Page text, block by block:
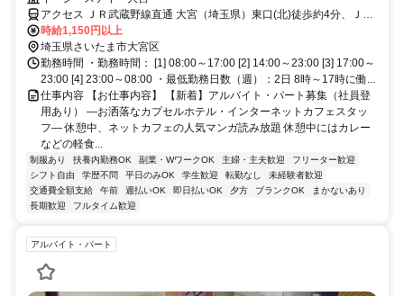
アクセス ＪＲ武蔵野線直通 大宮（埼玉県）東口(北)徒歩約4分、ＪＲ
宇都宮線〔東北本線〕・ＪＲ上野東京ライン/ＪＲ湘南新宿ライン 大
宮（埼玉県）東口(北)徒歩約4分、ＪＲ上越新幹線 大宮（埼玉県）東
口(北)徒歩約4分
時給1,150円以上
埼玉県さいたま市大宮区
勤務時間 ・勤務時間： [1] 08:00～17:00 [2] 14:00～23:00 [3] 17:00～
23:00 [4] 23:00～08:00 ・最低勤務日数（週）：2日 8時～17時に働...
仕事内容 【お仕事内容】 【新着】アルバイト・パート募集（社員登
用あり） ―お洒落なカプセルホテル・インターネットカフェスタッ
フ― 休憩中、ネットカフェの人気マンガ読み放題 休憩中にはカレー
などの軽食...
制服あり 扶養内勤務OK 副業・WワークOK 主婦・主夫歓迎
フリーター歓迎
シフト自由
学歴不問 平日のみOK 学生歓迎 転勤なし
未経験者歓迎
交通費全額支給
午前 週払いOK 即日払いOK 夕方 ブランクOK
まかないあり
長期歓迎
フルタイム歓迎
アルバイト・パート